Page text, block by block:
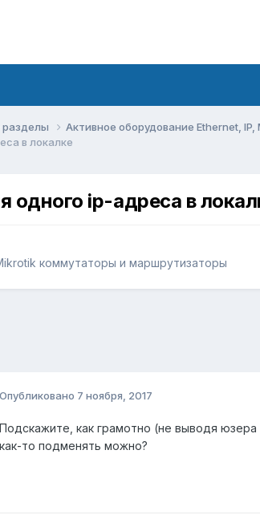
разделы Активное оборудование Ethernet, IP,
в локалке
одного ip-адреса в
коммутаторы и маршрутизаторы
Опубликовано 7 ноября, 2017
Подскажите, как грамотно (не выводя
как-то подменять можно?